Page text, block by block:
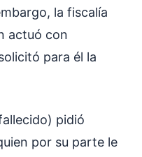
la fiscalía
actuó con
para él la
pidió
por su parte le